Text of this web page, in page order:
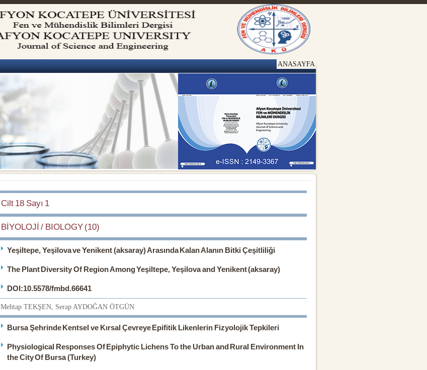
ANASAYFA
Cilt 18 Sayı 1
BİYOLOJİ / BIOLOGY (10)
Yeşiltepe, Yeşilova ve Yenikent (aksaray) Arasında Kalan Alanın Bitki Çeşitliliği
The Plant Diversity Of Region Among Yeşiltepe, Yeşilova and Yenikent (aksaray)
DOI:10.5578/fmbd.66641
Mehtap TEKŞEN, Serap AYDOĞAN ÖTGÜN
Bursa Şehrinde Kentsel ve Kırsal Çevreye Epifitik Likenlerin Fizyolojik Tepkileri
Physiological Responses Of Epiphytic Lichens To the Urban and Rural Environment In
the City Of Bursa (Turkey)